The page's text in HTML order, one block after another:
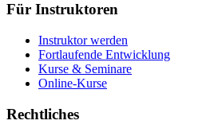
Für Instruktoren
Instruktor werden
Fortlaufende Entwicklung
Kurse & Seminare
Online-Kurse
Rechtliches